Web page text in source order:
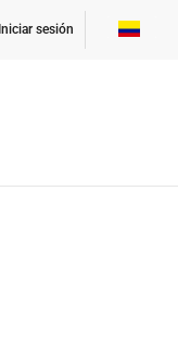
Iniciar sesión